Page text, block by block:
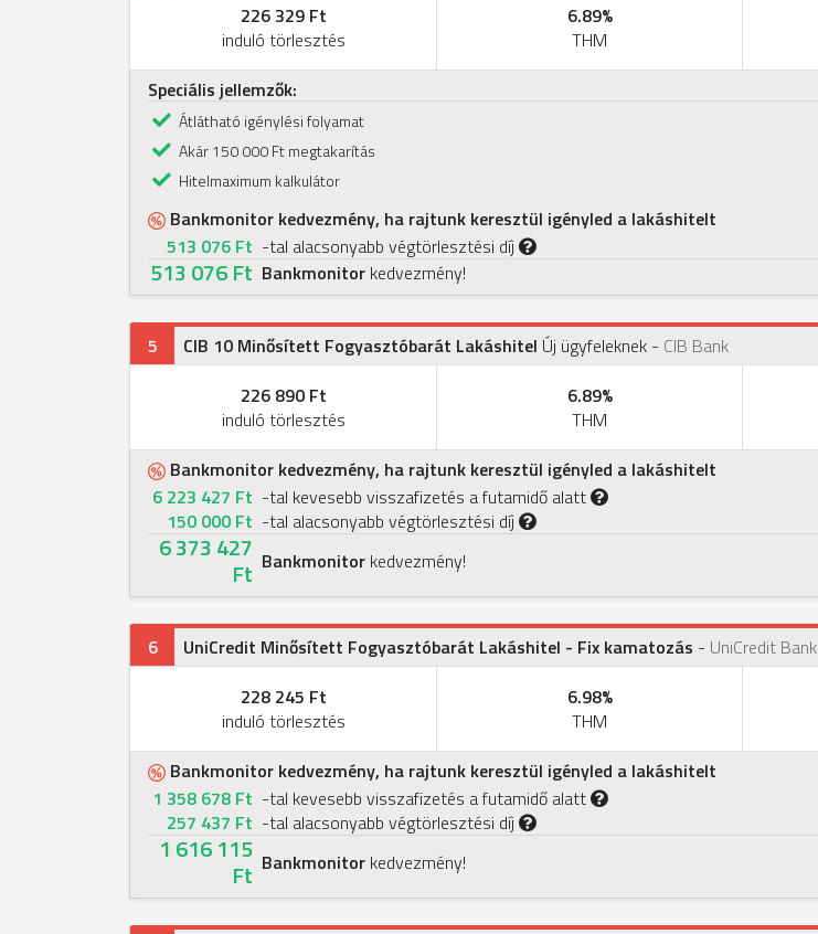
226 329 Ft
induló törlesztés
6.89%
THM
Speciális jellemzők:
Átlátható igénylési folyamat
Akár 150 000 Ft megtakarítás
Hitelmaximum kalkulátor
Bankmonitor kedvezmény, ha rajtunk keresztül igényled a lakáshitelt
513 076 Ft -tal alacsonyabb végtörlesztési díj
513 076 Ft Bankmonitor kedvezmény!
5 CIB 10 Minősített Fogyasztóbarát Lakáshitel Új ügyfeleknek - CIB Bank
226 890 Ft
induló törlesztés
6.89%
THM
Bankmonitor kedvezmény, ha rajtunk keresztül igényled a lakáshitelt
6 223 427 Ft -tal kevesebb visszafizetés a futamidő alatt
150 000 Ft -tal alacsonyabb végtörlesztési díj
6 373 427
Ft Bankmonitor kedvezmény!
6 UniCredit Minősített Fogyasztóbarát Lakáshitel - Fix kamatozás - UniCredit Bank
228 245 Ft
induló törlesztés
6.98%
THM
Bankmonitor kedvezmény, ha rajtunk keresztül igényled a lakáshitelt
1 358 678 Ft -tal kevesebb visszafizetés a futamidő alatt
257 437 Ft -tal alacsonyabb végtörlesztési díj
1 616 115
Ft Bankmonitor kedvezmény!